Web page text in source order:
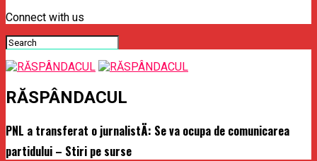
Connect with us
RĂSPÂNDACUL
PNL a transferat o jurnalistÄ: Se va ocupa de comunicarea
partidului – Stiri pe surse